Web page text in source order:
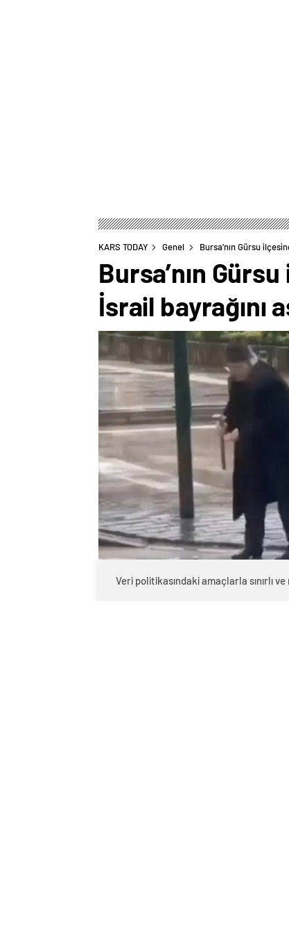
KARS TODAY Genel Bursa’nın Gürsu
Bursa’nın
İsrail bayrağını
Veri politikasındaki amaçlarla sınırlı